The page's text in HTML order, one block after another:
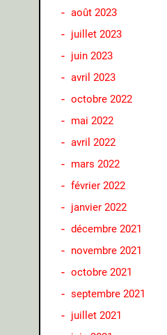
août 2023
juillet 2023
juin 2023
avril 2023
octobre 2022
mai 2022
avril 2022
mars 2022
février 2022
janvier 2022
décembre 2021
novembre 2021
octobre 2021
septembre 2021
juillet 2021